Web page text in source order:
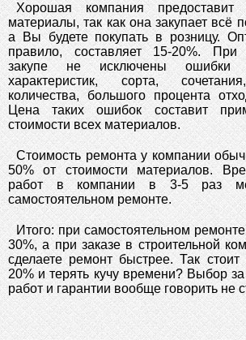
Хорошая компания
материалы, так как она закупает всё
а Вы будете покупать в розницу.
правило, составляет 15-20%. При
закупе не исключены ошибки
характеристик, сорта,
количества, большого процента
Цена таких ошибок составит
стоимости всех материалов.
Стоимость ремонта у компании
50% от стоимости материалов.
работ в компании в 3-5 раз
самостоятельном ремонте.
Итого: при самостоятельном
30%, а при заказе в строительной
сделаете ремонт быстрее. Так
20% и терять кучу времени? Выбор
работ и гарантии вообще говорить не